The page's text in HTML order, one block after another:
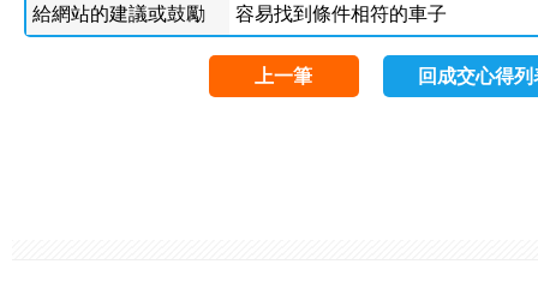
給網站的建議或鼓勵 容易找到條件相符的車子
上一筆 回成交心得列